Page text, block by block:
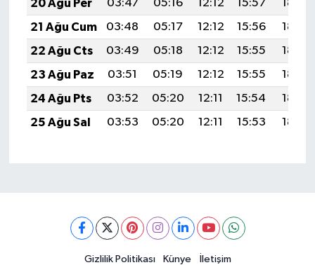
20 Ağu Per 03:47 05:16 12:12 15:57
18:59
21 Ağu Cum
03:48 05:17 12:12 15:56
18:58
22 Ağu Cts
03:49 05:18 12:12 15:55
18:56
23 Ağu Paz
03:51 05:19 12:12 15:55
18:55
24 Ağu Pts
03:52 05:20 12:11 15:54
18:53
25 Ağu Sal
03:53 05:20 12:11 15:53 18:52
Gizlilik Politikası Künye İletişim